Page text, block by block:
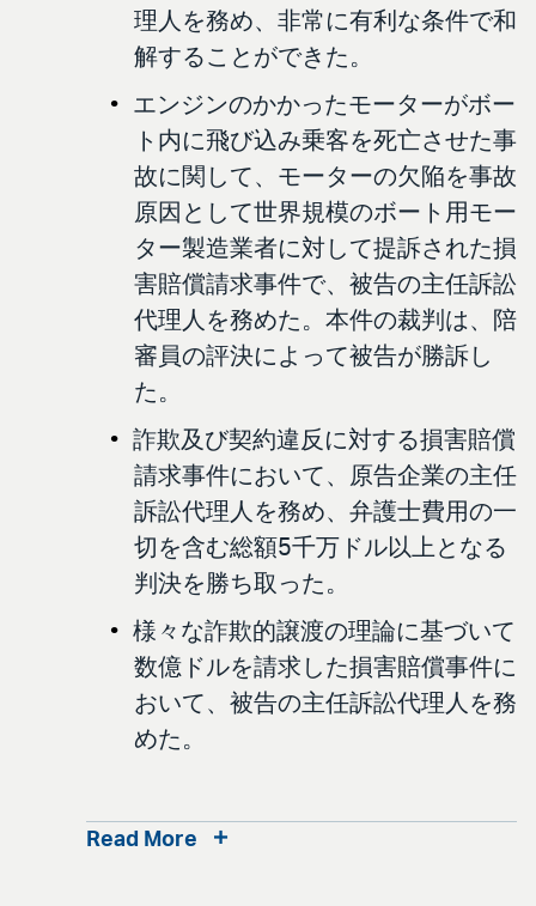
理人を務め、非常に有利な条件で和
解することができた。
エンジンのかかったモーターがボー
ト内に飛び込み乗客を死亡させた事
故に関して、モーターの欠陥を事故
原因として世界規模のボート用モー
ター製造業者に対して提訴された損
害賠償請求事件で、被告の主任訴訟
代理人を務めた。本件の裁判は、陪
審員の評決によって被告が勝訴し
た。
詐欺及び契約違反に対する損害賠償
請求事件において、原告企業の主任
訴訟代理人を務め、弁護士費用の一
切を含む総額5千万ドル以上となる
判決を勝ち取った。
様々な詐欺的譲渡の理論に基づいて
数億ドルを請求した損害賠償事件に
おいて、被告の主任訴訟代理人を務
めた。
Read More